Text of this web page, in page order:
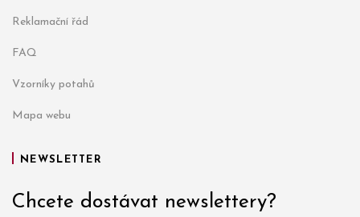
Reklamační řád
FAQ
Vzorníky potahů
Mapa webu
NEWSLETTER
Chcete dostávat newslettery?